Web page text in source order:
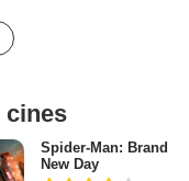
cines
Spider-Man: Brand
New Day